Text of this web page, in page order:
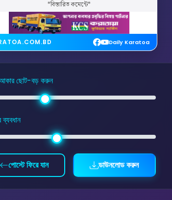
*বিস্তারিত কমেন্টে*
Daily Karatoa
আকার ছোট-বড় করুন
ব্যবধান
পোস্টে ফিরে যান ডাউনলোড করুন